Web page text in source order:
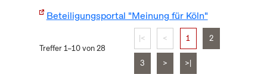
Beteiligungsportal "Meinung für Köln"
Treffer 1–10 von 28
|< < 1 2
3 > >|